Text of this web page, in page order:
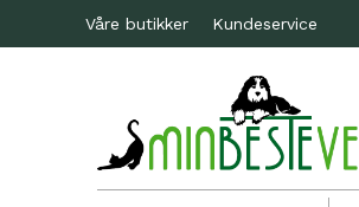
Våre butikker Kundeservice